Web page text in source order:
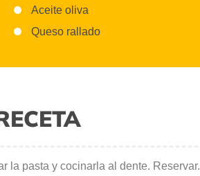
Aceite oliva
Queso rallado
la pasta y cocinarla al dente. Reservar.